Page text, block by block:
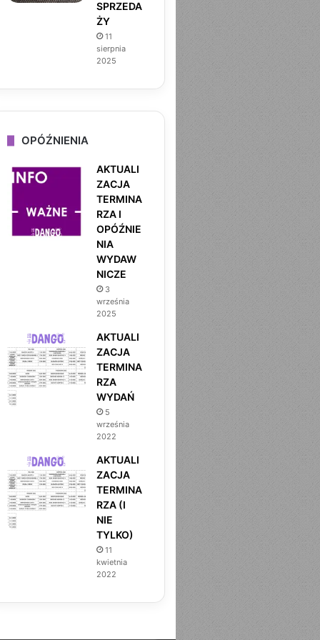
DANGO
22 kwietnia 2026
MIŁOŚĆ NA DOWÓZ TOM 1
SPRZEDA
ŻY
11
sierpnia
2025
OPÓŹNIENIA
AKTUALI
ZACJA
TERMINA
RZA I
OPÓŹNIE
NIA
WYDAW
NICZE
3
września
2025
AKTUALI
ZACJA
TERMINA
RZA
WYDAŃ
5
września
2022
AKTUALI
ZACJA
TERMINA
RZA (I
NIE
TYLKO)
11
kwietnia
2022